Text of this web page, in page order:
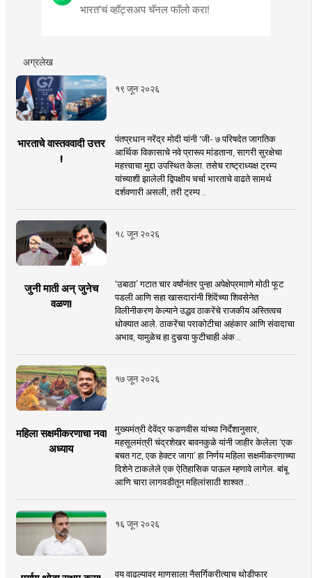
भारत'चं व्हॉट्सअप चॅनल फॉलो करा!
अग्रलेख
१९ जून २०२६
भारताचे वास्तववादी उत्तर
!
पंतप्रधान नरेंद्र मोदी यांनी 'जी- ७ परिषदेत जागतिक
आर्थिक विकासाचे नवे प्रारूप मांडताना, सागरी सुरक्षेचा
महत्त्वाचा मुद्दा उपस्थित केला. तसेच राष्ट्राध्यक्ष ट्रम्प
यांच्याशी झालेली द्विपक्षीय चर्चा भारताचे वाढते सामर्थ
दर्शवणारी असली, तरी ट्रम्प ..
१८ जून २०२६
जुनी माती अन् जुनेच
वळण!
‘उबाठा’ गटात चार वर्षांनंतर पुन्हा अपेक्षेप्रमााणे मोठी फूट
पडली आणि सहा खासदारांनी शिंदेंच्या शिवसेनेत
विलीनीकरण केल्याने उद्धव ठाकरेंचे राजकीय अस्तित्वच
धोक्यात आले. ठाकरेंचा पराकोटीचा अहंकार आणि संवादाचा
अभाव, यामुळेच हा दुसर्‍या फुटीचाही अंक ..
१७ जून २०२६
महिला सक्षमीकरणाचा नवा
अध्याय
मुख्यमंत्री देवेंद्र फडणवीस यांच्या निर्देशानुसार,
महसूलमंत्री चंद्रशेखर बावनकुळे यांनी जाहीर केलेला ‘एक
बचत गट, एक हेक्टर जागा’ हा निर्णय महिला सक्षमीकरणाच्या
दिशेने टाकलेले एक ऐतिहासिक पाऊल म्हणावे लागेल. बांबू
आणि चारा लागवडीतून महिलांसाठी शाश्वत ..
१६ जून २०२६
वय वाढल्यावर माणसाला नैसर्गिकरीत्याच थोडीफार